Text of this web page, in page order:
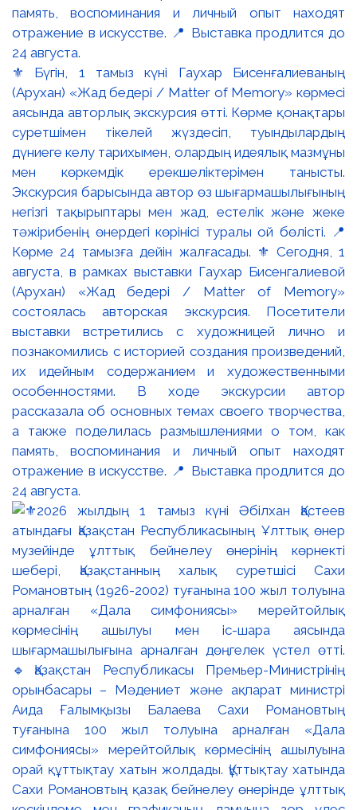
⚜️ Бүгін, 1 тамыз күні Гаухар Бисенғалиеваның
(Арухан) «Жад бедері / Matter of Memory» көрмесі
аясында авторлық экскурсия өтті. Көрме қонақтары
суретшімен тікелей жүздесіп, туындылардың
дүниеге келу тарихымен, олардың идеялық мазмұны
мен көркемдік ерекшеліктерімен танысты.
Экскурсия барысында автор өз шығармашылығының
негізгі тақырыптары мен жад, естелік және жеке
тәжірибенің өнердегі көрінісі туралы ой бөлісті. 📍
Көрме 24 тамызға дейін жалғасады. ⚜️ Сегодня, 1
августа, в рамках выставки Гаухар Бисенгалиевой
(Арухан) «Жад бедері / Matter of Memory»
состоялась авторская экскурсия. Посетители
выставки встретились с художницей лично и
познакомились с историей создания произведений,
их идейным содержанием и художественными
особенностями. В ходе экскурсии автор
рассказала об основных темах своего творчества,
а также поделилась размышлениями о том, как
память, воспоминания и личный опыт находят
отражение в искусстве. 📍 Выставка продлится до
24 августа.